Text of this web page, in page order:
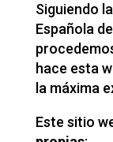
Siguiendo
Española
hace esta
la máxima
Este sitio